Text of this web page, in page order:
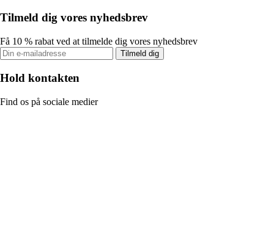
Tilmeld dig vores nyhedsbrev
Få 10 % rabat ved at tilmelde dig vores nyhedsbrev
Tilmeld dig
Hold kontakten
Find os på sociale medier